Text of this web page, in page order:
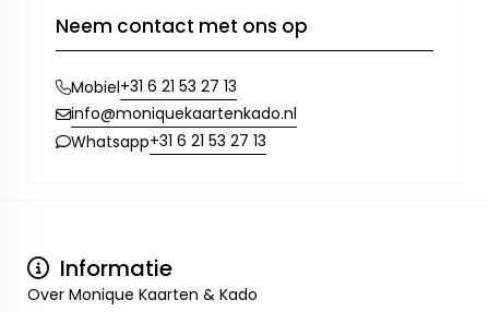
Neem contact met ons op
Mobiel+31 6 21 53 27 13
info@moniquekaartenkado.nl
Whatsapp+31 6 21 53 27 13
Informatie
Over Monique Kaarten & Kado